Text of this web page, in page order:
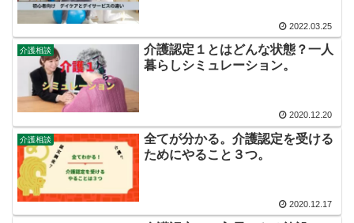
2022.03.25
介護相談
介護認定１とはどんな状態？一人
暮らしシミュレーション。
2020.12.20
介護相談
全てが分かる。介護認定を受ける
ためにやること３つ。
2020.12.17